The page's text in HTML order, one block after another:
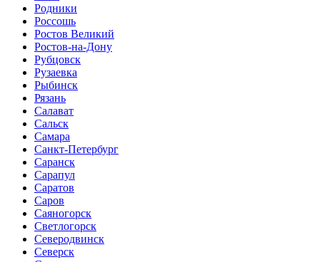
Родники
Россошь
Ростов Великий
Ростов-на-Дону
Рубцовск
Рузаевка
Рыбинск
Рязань
Салават
Сальск
Самара
Санкт-Петербург
Саранск
Сарапул
Саратов
Саров
Саяногорск
Светлогорск
Северодвинск
Северск